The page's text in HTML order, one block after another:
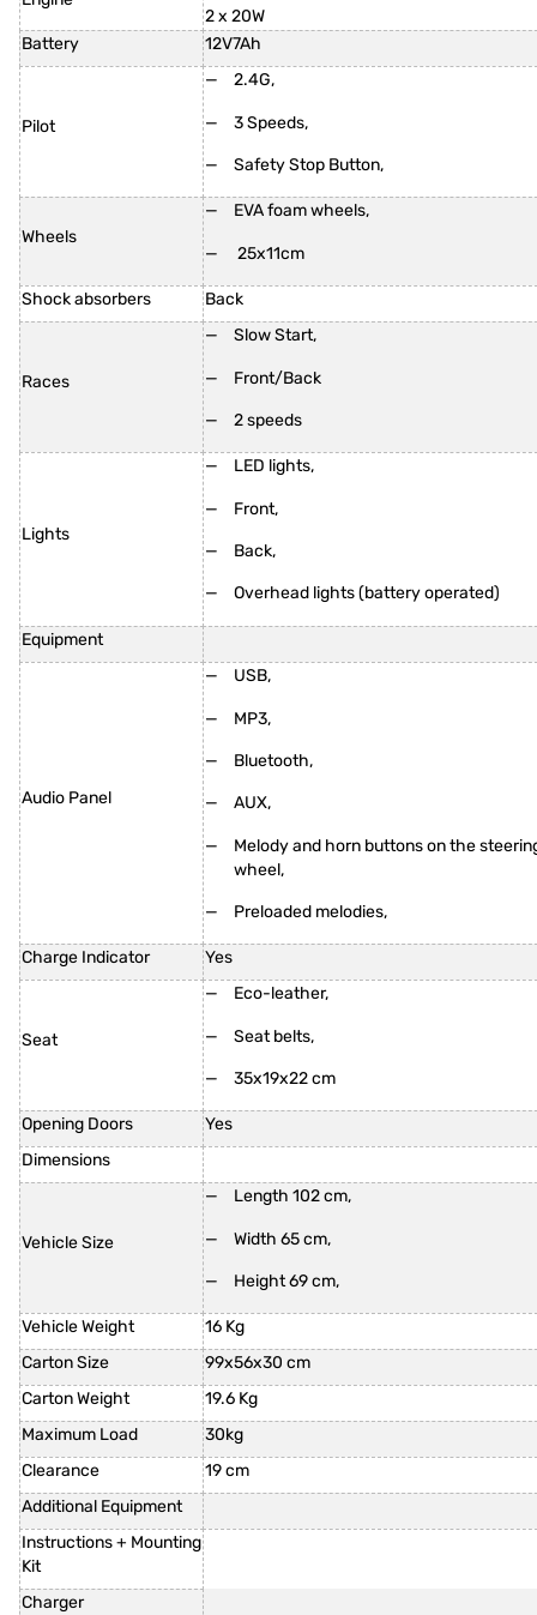
2 x 20W
Battery
12V7Ah
Pilot
2.4G,
3 Speeds,
Safety Stop Button,
Wheels
EVA foam wheels,
25x11cm
Shock absorbers Back
Races
Slow Start,
Front/Back
2 speeds
Lights
LED lights,
Front,
Back,
Overhead lights (battery operated)
Equipment
Audio Panel
USB,
MP3,
Bluetooth,
AUX,
Melody and horn buttons on the
wheel,
Preloaded melodies,
Charge Indicator Yes
Seat
Eco-leather,
Seat belts,
35x19x22 cm
Opening Doors
Yes
Dimensions
Vehicle Size
Length 102 cm,
Width 65 cm,
Height 69 cm,
Vehicle Weight
16 Kg
Carton Size
99x56x30 cm
Carton Weight
19.6 Kg
Maximum Load
30kg
Clearance
19 cm
Additional Equipment
Instructions + Mounting
Kit
Charger